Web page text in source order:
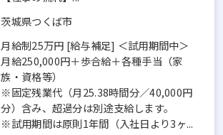
茨城県つくば市
月給制25万円 [給与補足] ＜試用期間中＞
月給250,000円＋歩合給＋各種手当（家
族・資格等）
※固定残業代（月25.38時間分／40,000円
分）含み、超過分は別途支給します。
※試用期間は原則1年間（入社日より3ヶ...